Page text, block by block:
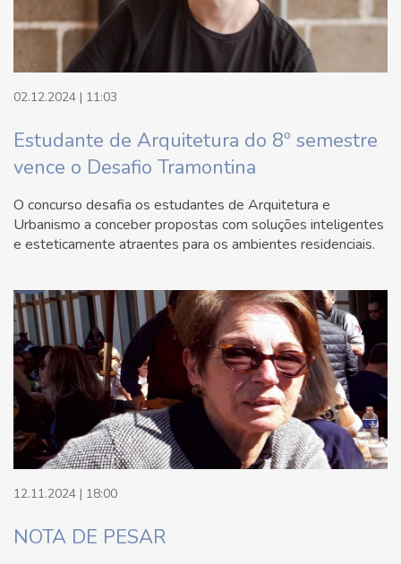
02.12.2024 | 11:03
Estudante de Arquitetura do 8º semestre
vence o Desafio Tramontina
O concurso desafia os estudantes de Arquitetura e
Urbanismo a conceber propostas com soluções inteligentes
e esteticamente atraentes para os ambientes residenciais.
12.11.2024 | 18:00
NOTA DE PESAR